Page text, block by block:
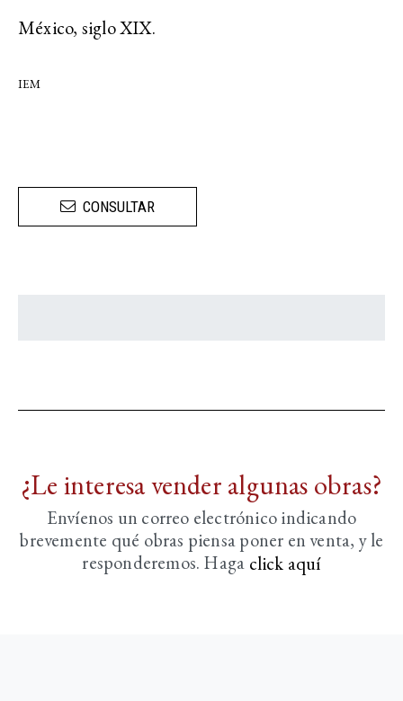
México, siglo XIX.
IEM
CONSULTAR
¿Le interesa vender algunas obras?
Envíenos un correo electrónico indicando
brevemente qué obras piensa poner en venta, y le
responderemos. Haga click aquí­